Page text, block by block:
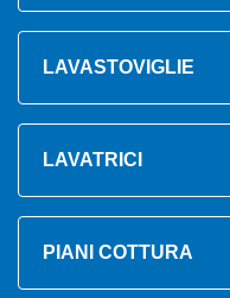
LAVASTOVIGLIE
LAVATRICI
PIANI COTTURA